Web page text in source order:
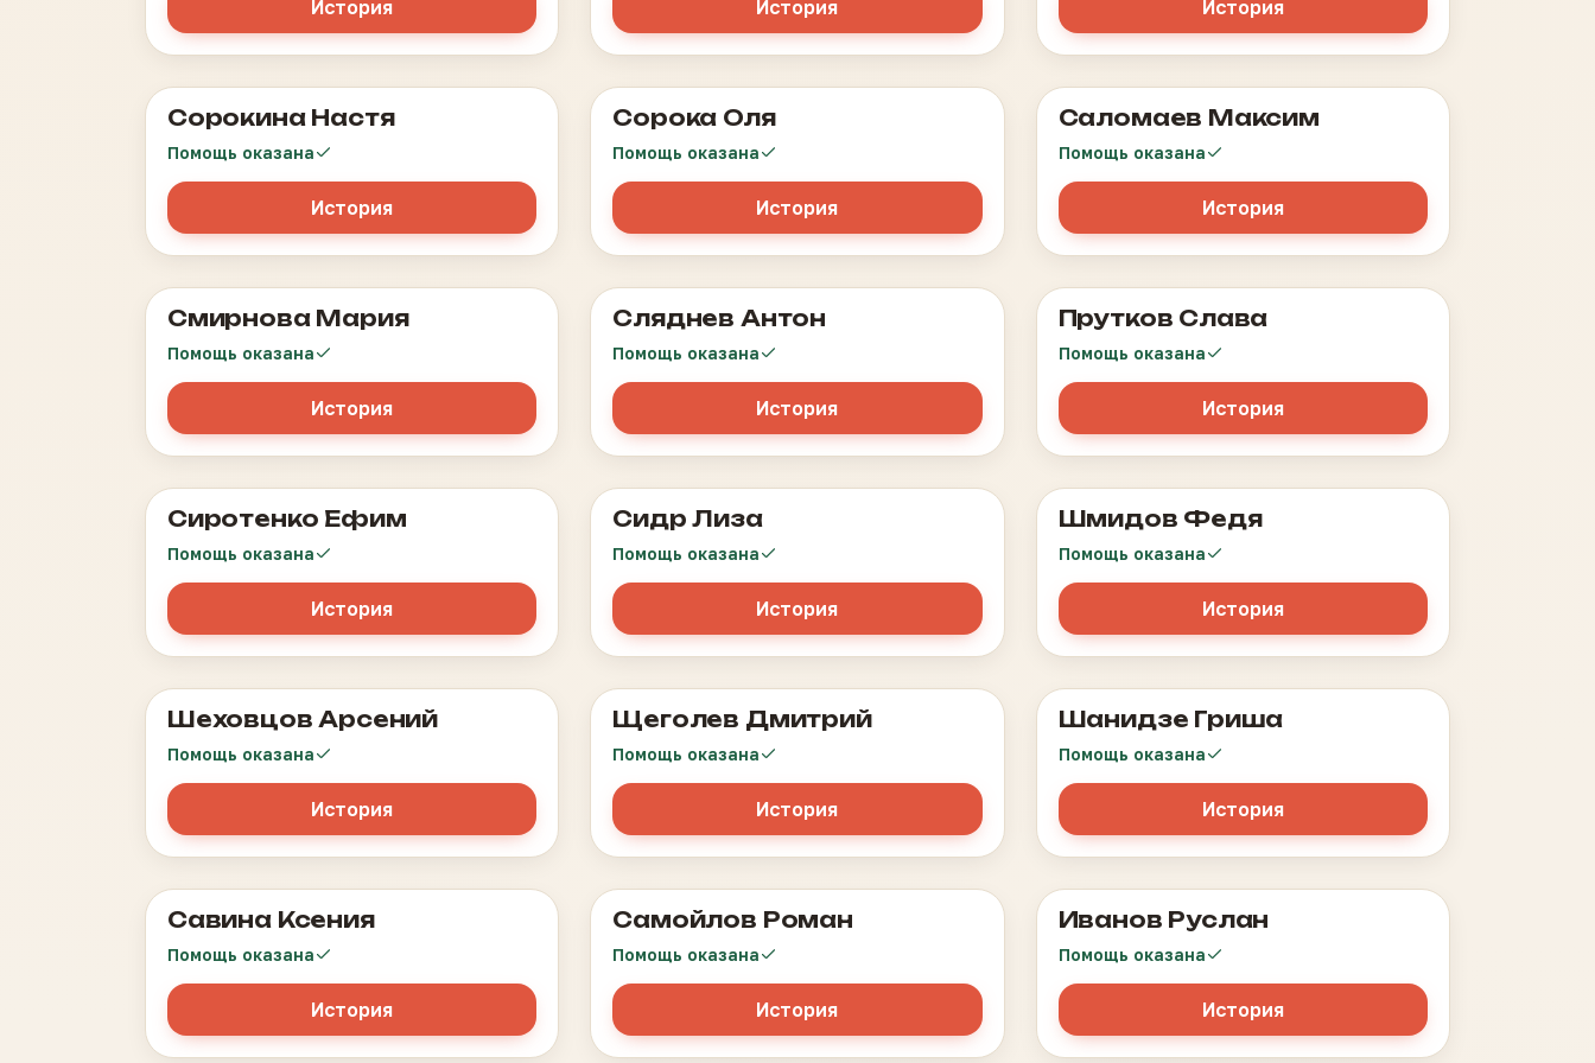
История История История
Муковисцидоз
Сорокина Настя
Помощь оказана
История
Лимфома Ходжкина
Сорока Оля
Помощь оказана
История
Острый лимфобластный лейкоз
Саломаев Максим
Помощь оказана
История
Иммунная тромбоцитопения
Смирнова Мария
Помощь оказана
История
ДЦП, сенсорная тугоухость, гидроцефалия
Сляднев Антон
Помощь оказана
История
Нефробластома правой почки, метастазы в
Прутков Слава
Помощь оказана
История
Иммунодефицит
Сиротенко Ефим
Помощь оказана
История
Лимфома
Сидр Лиза
Помощь оказана
История
Лейкоз
Шмидов Федя
Помощь оказана
История
Идиопатическая тромбоцитопеническая
Шеховцов Арсений
Помощь оказана
История
После курса антибиотиков мальчику
Щеголев Дмитрий
Помощь оказана
История
Лимфома
Шанидзе Гриша
Помощь оказана
История
Остеосаркома бедренной кости
Савина Ксения
Помощь оказана
История
Лимфосаркома
Самойлов Роман
Помощь оказана
История
Медуллобластома
Иванов Руслан
Помощь оказана
История